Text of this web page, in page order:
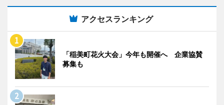
アクセスランキング
「稲美町花火大会」今年も開催へ 企業協賛
募集も